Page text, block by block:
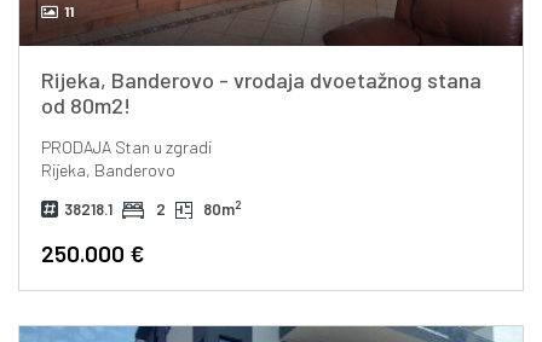
11
Rijeka, Banderovo - vrodaja dvoetažnog stana
od 80m2!
PRODAJAStan u zgradi
Rijeka, Banderovo
38218.1 2 80m2
250.000 €